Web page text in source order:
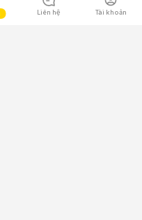
Liên hệ Tài khoản